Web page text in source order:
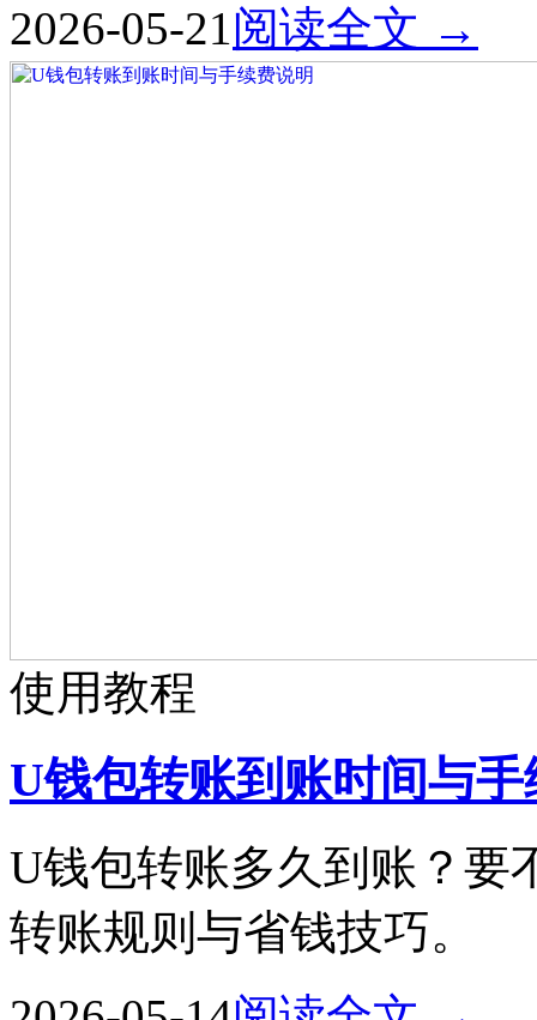
2026-05-21阅读全文 →
使用教程
U钱包转账到账时间与
U钱包转账多久到账？要
转账规则与省钱技巧。